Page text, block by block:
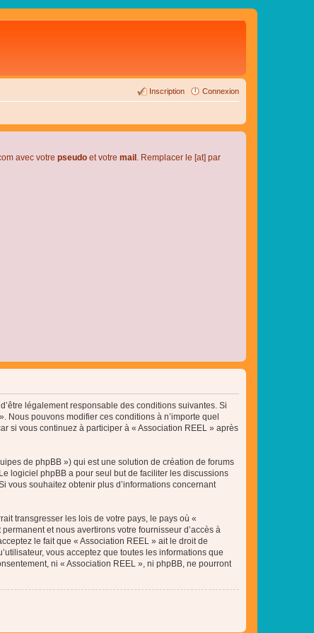
Connexion
Inscription
avec votre pseudo et votre mail . Remplacer le [at] par
légalement responsable des conditions suivantes. Si
Nous pouvons modifier ces conditions à n’importe quel
si vous continuez à participer à « Association REEL » après
de phpBB ») qui est une solution de création de forums
logiciel phpBB a pour seul but de faciliter les discussions
vous souhaitez obtenir plus d’informations concernant
transgresser les lois de votre pays, le pays où «
et nous avertirons votre fournisseur d’accès à
le fait que « Association REEL » ait le droit de
vous acceptez que toutes les informations que
ni « Association REEL », ni phpBB, ne pourront